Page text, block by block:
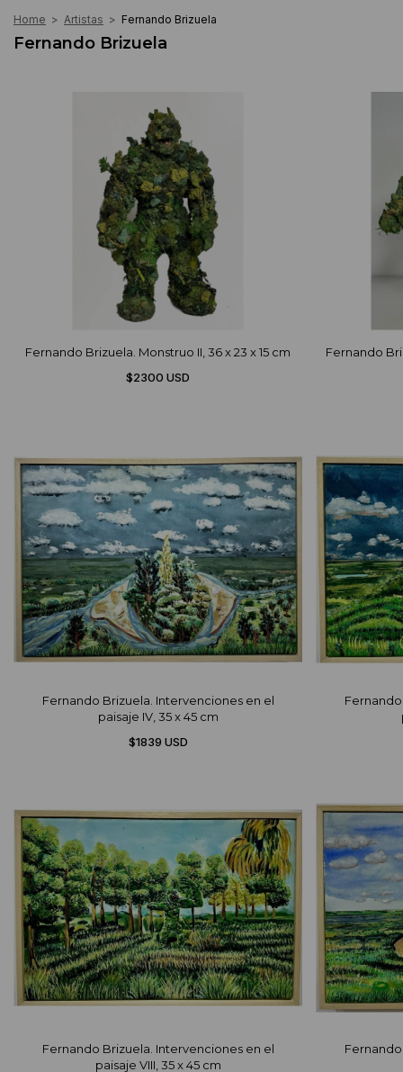
Home > Artistas > Fernando Brizuela
Fernando Brizuela
Fernando Brizuela. Monstruo II, 36 x 23 x 15 cm
$2300 USD
Fernando
Fernando Brizuela. Intervenciones en el
paisaje IV, 35 x 45 cm
$1839 USD
Fernando Brizuela. Intervenciones en el
paisaje VIII, 35 x 45 cm